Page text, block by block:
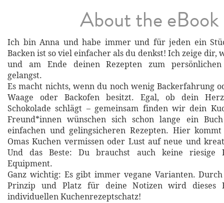
About the eBook
Ich bin Anna und habe immer und für jeden ein
Backen ist so viel einfacher als du denkst! Ich zeige dir,
und am Ende deinen Rezepten zum persönlichen
gelangst.
Es macht nichts, wenn du noch wenig Backerfahrung
Waage oder Backofen besitzt. Egal, ob dein
Schokolade schlägt – gemeinsam finden wir dein
Freund*innen wünschen sich schon lange ein
einfachen und gelingsicheren Rezepten. Hier
Omas Kuchen vermissen oder Lust auf neue und
Und das Beste: Du brauchst auch keine riesige
Equipment.
Ganz wichtig: Es gibt immer vegane Varianten.
Prinzip und Platz für deine Notizen wird dieses
individuellen Kuchenrezeptschatz!